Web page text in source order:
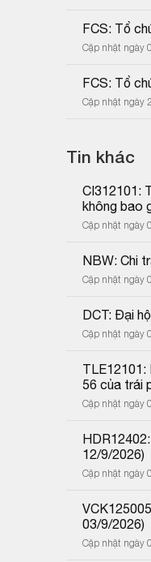
FCS: Tổ
Cập nhật ngày
FCS: Tổ
Cập nhật ngày
Tin khác
CI312101:
không bao
Cập nhật ngày
NBW: Chi
Cập nhật ngày
DCT: Đại
Cập nhật ngày
TLE12101:
56 của trái
Cập nhật ngày
12/9/2026)
Cập nhật ngày
03/9/2026)
Cập nhật ngày